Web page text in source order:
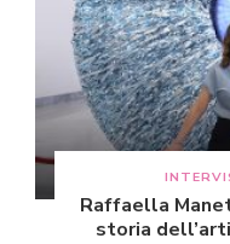
Raffaella
storia